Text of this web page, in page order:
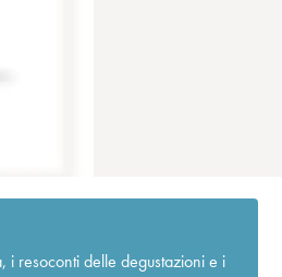
resoconti delle degustazioni e i